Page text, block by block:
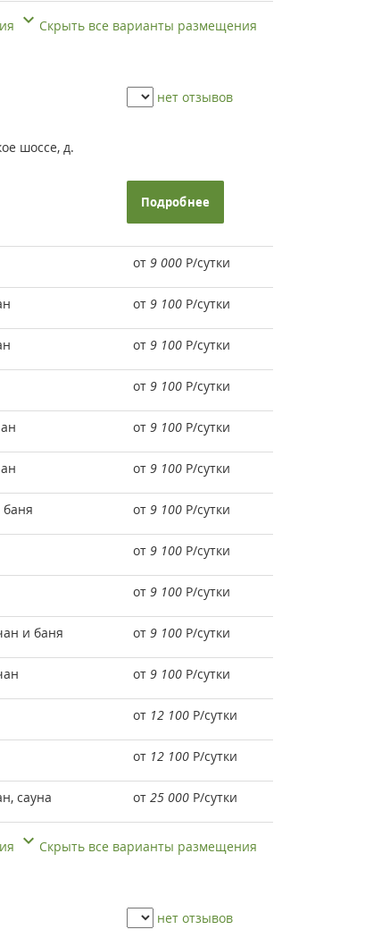
Скрыть все варианты размещения
шоссе, д.
нет отзывов
Подробнее
от 9 000 Р/сутки
от 9 100 Р/сутки
от 9 100 Р/сутки
от 9 100 Р/сутки
от 9 100 Р/сутки
от 9 100 Р/сутки
от 9 100 Р/сутки
от 9 100 Р/сутки
от 9 100 Р/сутки
и баня от 9 100 Р/сутки
от 9 100 Р/сутки
от 12 100 Р/сутки
от 12 100 Р/сутки
сауна от 25 000 Р/сутки
Скрыть все варианты размещения
нет отзывов